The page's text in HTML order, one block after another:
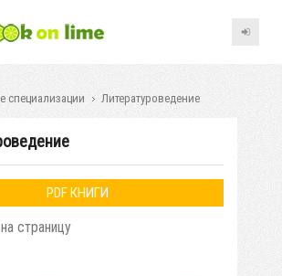
специализации Литературоведение
PDF КНИГИ
страницу